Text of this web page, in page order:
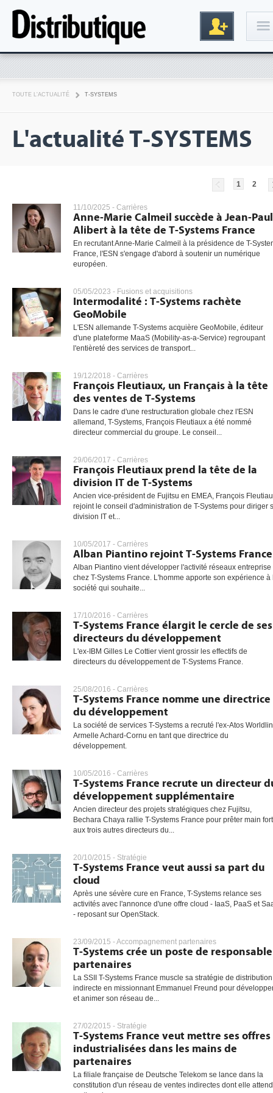
TOUTE L'ACTUALITÉ T-SYSTEMS
L'actualité T-SYSTEMS
1 2
11/10/2025 - Carrières
Anne-Marie Calmeil succède à Jean-Paul
Alibert à la tête de T-Systems France
En recrutant Anne-Marie Calmeil à la présidence de T-
France, l'ESN s'engage d'abord à soutenir un numérique
européen.
05/05/2023 - Fusions et acquisitions
Intermodalité : T-Systems rachète
GeoMobile
L'ESN allemande T-Systems acquière GeoMobile, éditeur
d'une plateforme MaaS (Mobility-as-a-Service) regroupant
l'entièreté des services de transport...
19/12/2018 - Carrières
François Fleutiaux, un Français à la tête
des ventes de T-Systems
Dans le cadre d'une restructuration globale chez l'ESN
allemand, T-Systems, François Fleutiaux a été nommé
directeur commercial du groupe. Le conseil...
29/06/2017 - Carrières
François Fleutiaux prend la tête de la
division IT de T-Systems
Ancien vice-président de Fujitsu en EMEA, François
rejoint le conseil d'administration de T-Systems pour diriger
division IT et...
10/05/2017 - Carrières
Alban Piantino rejoint T-Systems France
Alban Piantino vient développer l'activité réseaux entreprise
chez T-Systems France. L'homme apporte son expérience à
société qui souhaite...
17/10/2016 - Carrières
T-Systems France élargit le cercle de ses
directeurs du développement
L'ex-IBM Gilles Le Cottier vient grossir les effectifs de
directeurs du développement de T-Systems France.
25/08/2016 - Carrières
T-Systems France nomme une directrice
du développement
La société de services T-Systems a recruté l'ex-Atos
Armelle Achard-Cornu en tant que directrice du
développement.
10/05/2016 - Carrières
T-Systems France recrute un directeur
développement supplémentaire
Ancien directeur des projets stratégiques chez Fujitsu,
Bechara Chaya rallie T-Systems France pour prêter main
aux trois autres directeurs du...
20/10/2015 - Stratégie
T-Systems France veut aussi sa part du
cloud
Après une sévère cure en France, T-Systems relance ses
activités avec l'annonce d'une offre cloud - IaaS, PaaS et
- reposant sur OpenStack.
23/09/2015 -Accompagnement partenaires
T-Systems crée un poste de responsable
partenaires
La SSII T-Systems France muscle sa stratégie de distribution
indirecte en missionnant Emmanuel Freund pour
et animer son réseau de...
27/02/2015 - Stratégie
T-Systems France veut mettre ses offres
industrialisées dans les mains de
partenaires
La filiale française de Deutsche Telekom se lance dans la
constitution d'un réseau de ventes indirectes dont elle attend